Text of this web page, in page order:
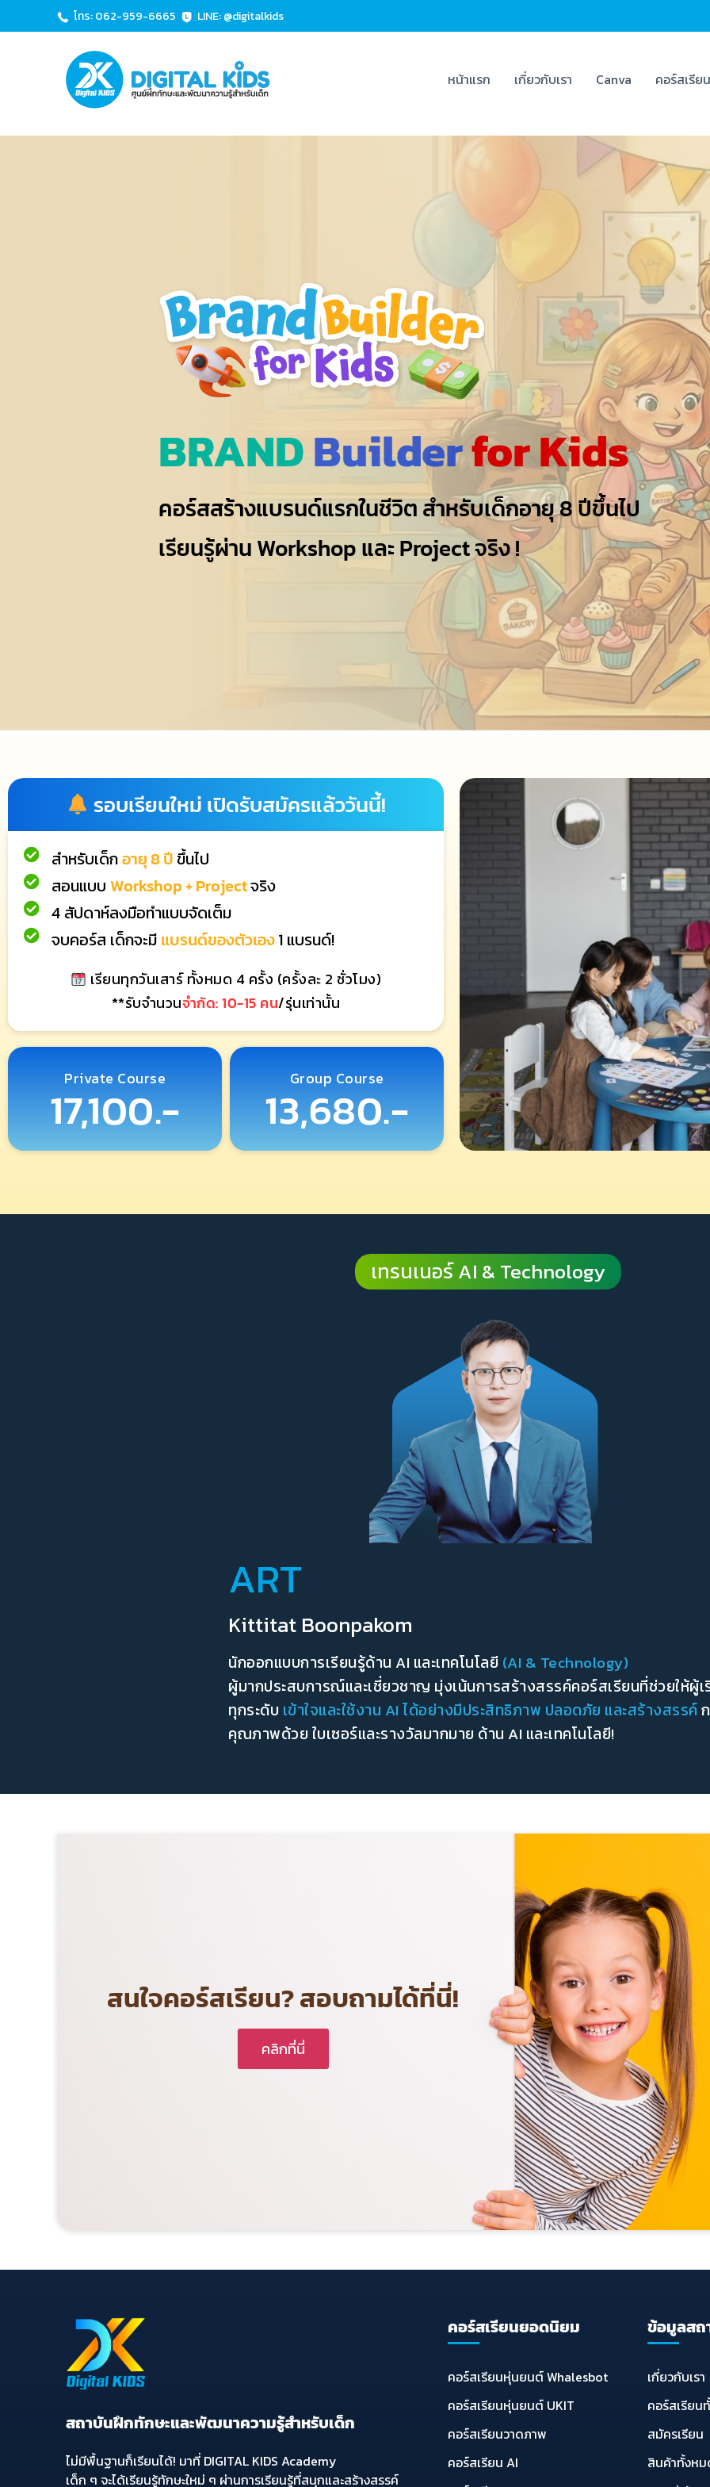
โทร: 062-959-6665 LINE: @digitalkids
D
A
ก
ค
า
ม
รู้
บ
เ
หน้าแรก เกี่ยวกับเรา Canva คอร์สเรียน
BRANDBuilderfor Kids
คอร์สสร้างแบรนด์แรกในชีวิต สำหรับเด็กอายุ 8 ปีขึ้นไป
เรียนรู้ผ่าน Workshop และ Project จริง !
รอบเรียนใหม่ เปิดรับสมัครแล้ววันนี้!
สำหรับเด็กอายุ 8 ปีขึ้นไป
สอนแบบ Workshop + Projectจริง
4 สัปดาห์ลงมือทำแบบจัดเต็ม
จบคอร์ส เด็กจะมี แบรนด์ของตัวเอง1 แบรนด์!
เรียนทุกวันเสาร์ ทั้งหมด 4 ครั้ง (ครั้งละ 2 ชั่วโมง)
**รับจำนวนจำกัด: 10-15 คน/รุ่นเท่านั้น
Private Course
17,100.-
Group Course
13,680.-
เทรนเนอร์ AI & Technology
ART
Kittitat Boonpakom
นักออกแบบการเรียนรู้ด้าน AI และเทคโนโลยี (AI & Technology)
ผู้มากประสบการณ์และเชี่ยวชาญ มุ่งเน้นการสร้างสรรค์คอร์สเรียนที่ช่วยให้ผู้เ
ทุกระดับ เข้าใจและใช้งาน AI ได้อย่างมีประสิทธิภาพ ปลอดภัย และสร้างสรรค์
คุณภาพด้วย ใบเซอร์และรางวัลมากมาย ด้าน AI และเทคโนโลยี!
สนใจคอร์สเรียน? สอบถามได้ที่นี่!
คลิกที่นี่
สถาบันฝึกทักษะและพัฒนาความรู้สำหรับเด็ก
ไม่มีพื้นฐานก็เรียนได้! มาที่ DIGITAL KIDS Academy
เด็ก ๆ จะได้เรียนรู้ทักษะใหม่ ๆ ผ่านการเรียนรู้ที่สนุกและสร้างสรรค์
คอร์สเรียนยอดนิยม
คอร์สเรียนหุ่นยนต์ Whalesbot
คอร์สเรียนหุ่นยนต์ UKIT
คอร์สเรียนวาดภาพ
คอร์สเรียน AI
ข้อมูลสถ
เกี่ยวกับเรา
คอร์สเรียน
สมัครเรียน
สินค้าทั้งห